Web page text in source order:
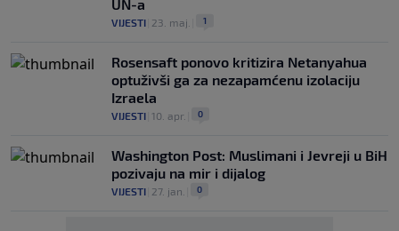
UN-a
VIJESTI 23. maj. 1
Rosensaft ponovo kritizira Netanyahua
optuživši ga za nezapamćenu izolaciju
Izraela
VIJESTI 10. apr. 0
Washington Post: Muslimani i Jevreji u BiH
pozivaju na mir i dijalog
VIJESTI 27. jan. 0